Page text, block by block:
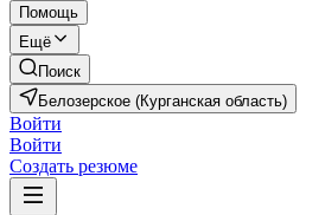
Помощь
Ещё
Поиск
Белозерское (Курганская область)
Войти
Войти
Создать резюме